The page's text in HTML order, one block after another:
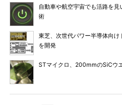
自動車や航空宇宙でも活路を見
術
東芝、次世代パワー半導体向け
を開発
STマイクロ、200mmのSiCウ